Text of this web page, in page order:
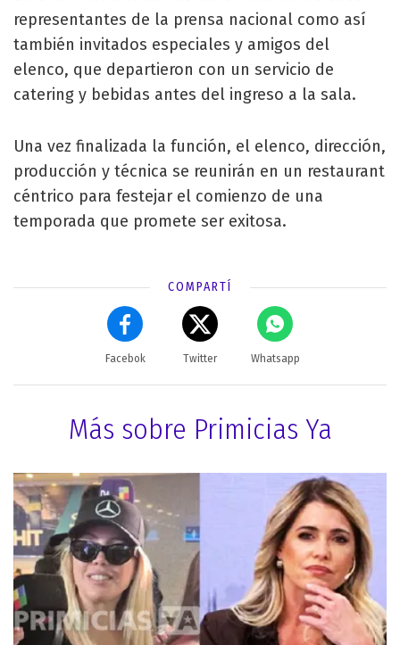
representantes de la prensa nacional como así
también invitados especiales y amigos del
elenco, que departieron con un servicio de
catering y bebidas antes del ingreso a la sala.
Una vez finalizada la función, el elenco, dirección,
producción y técnica se reunirán en un restaurant
céntrico para festejar el comienzo de una
temporada que promete ser exitosa.
COMPARTÍ
Facebok Twitter Whatsapp
Más sobre Primicias Ya